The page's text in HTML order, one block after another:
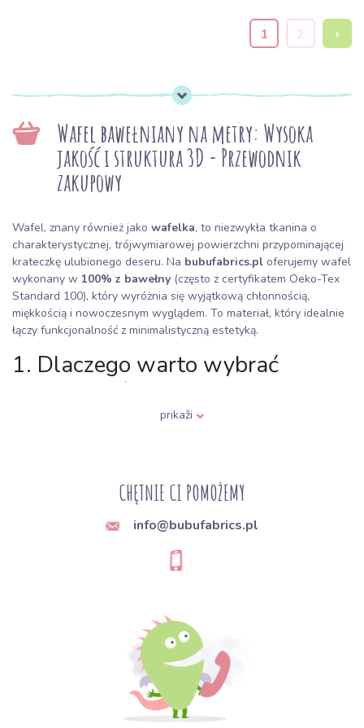
1 2 ›
Wafel bawełniany na metry: Wysoka
jakość i struktura 3D - Przewodnik
zakupowy
Wafel, znany również jako wafelka, to niezwykła tkanina o
charakterystycznej, trójwymiarowej powierzchni przypominającej
krateczkę ulubionego deseru. Na bubufabrics.pl oferujemy wafel
wykonany w 100% z bawełny (często z certyfikatem Oeko-Tex
Standard 100), który wyróżnia się wyjątkową chłonnością,
miękkością i nowoczesnym wyglądem. To materiał, który idealnie
łączy funkcjonalność z minimalistyczną estetyką.
1. Dlaczego warto wybrać
wafel? (Główne zalety)
Dzięki strukturze plastra miodu tkanina ma
Trójwymiarowy splot umożliwia swobodny
przepływ powietrza, dzięki czemu materiał szybko schnie i jest
bardzo higieniczny.
Kieszonki powietrzne wewnątrz kratek
pomagają zatrzymać ciepło, a jednocześnie zapobiegają
Czysta bawełna jest przyjazna dla skóry, nie
powoduje alergii i jest bezpieczna nawet dla niemowląt.
2. Co uszyć z wafla: Od łazienki
po pokój dziecięcy
prikaži
CHĘTNIE CI POMOŻEMY
info@bubufabrics.pl